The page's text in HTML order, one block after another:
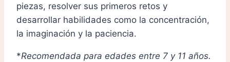
piezas, resolver sus primeros retos y
desarrollar habilidades como la concentración,
la imaginación y la paciencia.
*Recomendada para edades entre 7 y 11 años.